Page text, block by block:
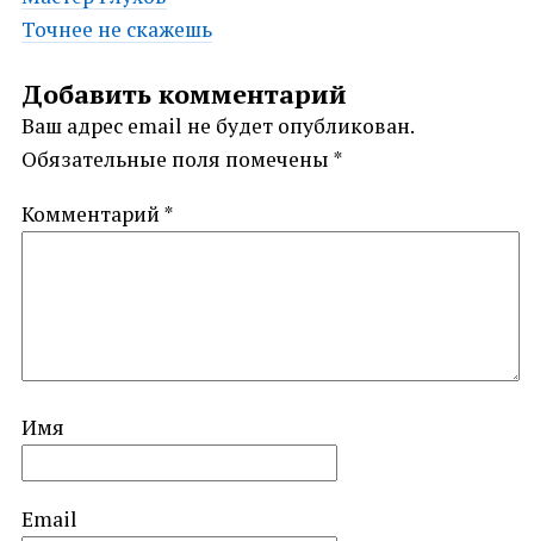
navigation
Точнее не скажешь
Добавить комментарий
Ваш адрес email не будет опубликован.
Обязательные поля помечены *
Комментарий *
Имя
Email